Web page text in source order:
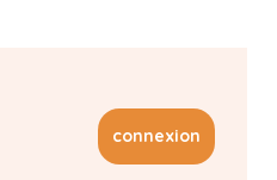
connexion